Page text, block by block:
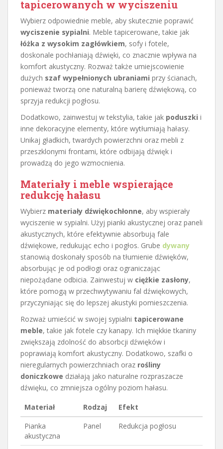
tapicerowanych w wyciszeniu
Wybierz odpowiednie meble, aby skutecznie poprawić
wyciszenie sypialni. Meble tapicerowane, takie jak
łóżka z wysokim zagłówkiem, sofy i fotele,
doskonale pochłaniają dźwięki, co znacznie wpływa na
komfort akustyczny. Rozważ także umiejscowienie
dużych szaf wypełnionych ubraniami przy ścianach,
ponieważ tworzą one naturalną barierę dźwiękową, co
sprzyja redukcji pogłosu.
Dodatkowo, zainwestuj w tekstylia, takie jak poduszki i
inne dekoracyjne elementy, które wytłumiają hałasy.
Unikaj gładkich, twardych powierzchni oraz mebli z
przeszklonymi frontami, które odbijają dźwięk i
prowadzą do jego wzmocnienia.
Materiały i meble wspierające
redukcję hałasu
Wybierz materiały dźwiękochłonne, aby wspierały
wyciszenie w sypialni. Użyj pianki akustycznej oraz paneli
akustycznych, które efektywnie absorbują fale
dźwiękowe, redukując echo i pogłos. Grube dywany
stanowią doskonały sposób na tłumienie dźwięków,
absorbując je od podłogi oraz ograniczając
niepożądane odbicia. Zainwestuj w ciężkie zasłony,
które pomogą w przechwytywaniu fal dźwiękowych,
przyczyniając się do lepszej akustyki pomieszczenia.
Rozważ umieścić w swojej sypialni tapicerowane
meble, takie jak fotele czy kanapy. Ich miękkie tkaniny
zwiększają zdolność do absorbcji dźwięków i
poprawiają komfort akustyczny. Dodatkowo, szafki o
nieregularnych powierzchniach oraz rośliny
doniczkowe działają jako naturalne rozpraszacze
dźwięku, co zmniejsza ogólny poziom hałasu.
Materiał Rodzaj
Efekt
Pianka
akustyczna
Panel Redukcja pogłosu